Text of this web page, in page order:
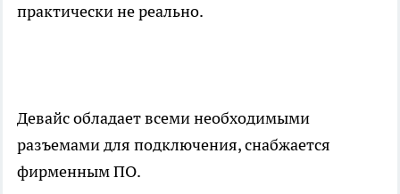
практически не реально.
Девайс обладает всеми необходимыми
разъемами для подключения, снабжается
фирменным ПО.